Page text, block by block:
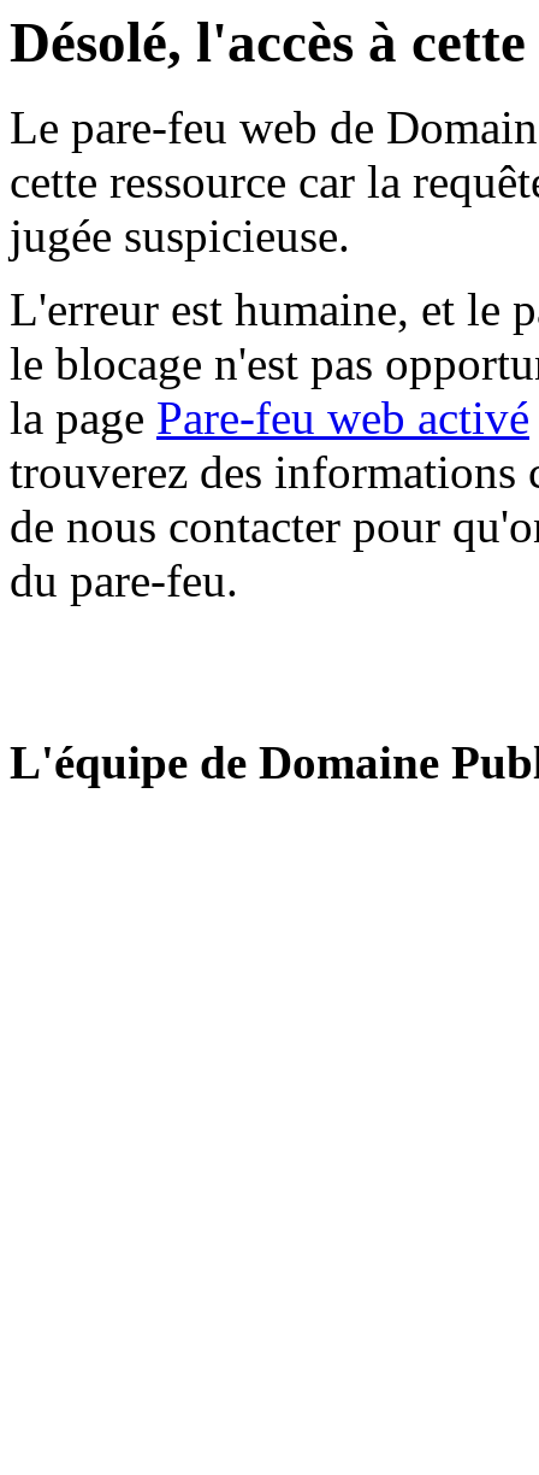
Désolé, l'accès à
Le pare-feu web de
cette ressource car la
jugée suspicieuse.
L'erreur est humaine, et le
le blocage n'est pas
la page Pare-feu web activé
trouverez des informations
de nous contacter pour
du pare-feu.
L'équipe de Domaine